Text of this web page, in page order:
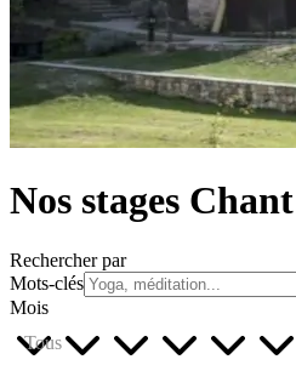
Nos stages Chant
Rechercher par
Mots-clés
Mois
Tous